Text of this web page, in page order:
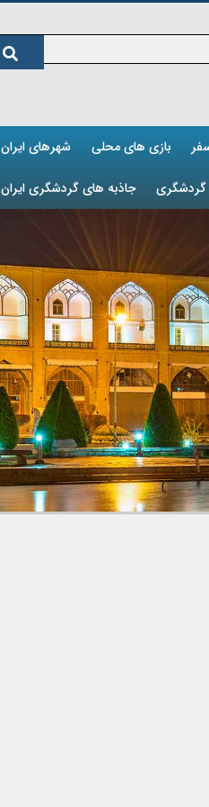
بازی های محلی شهرهای ایران
گردشگری جاذبه های گردشگری ایران